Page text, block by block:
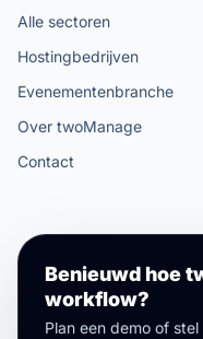
Alle sectoren
Hostingbedrijven
Evenementenbranche
Over twoManage
Contact
Benieuwd hoe
workflow?
Plan een demo of